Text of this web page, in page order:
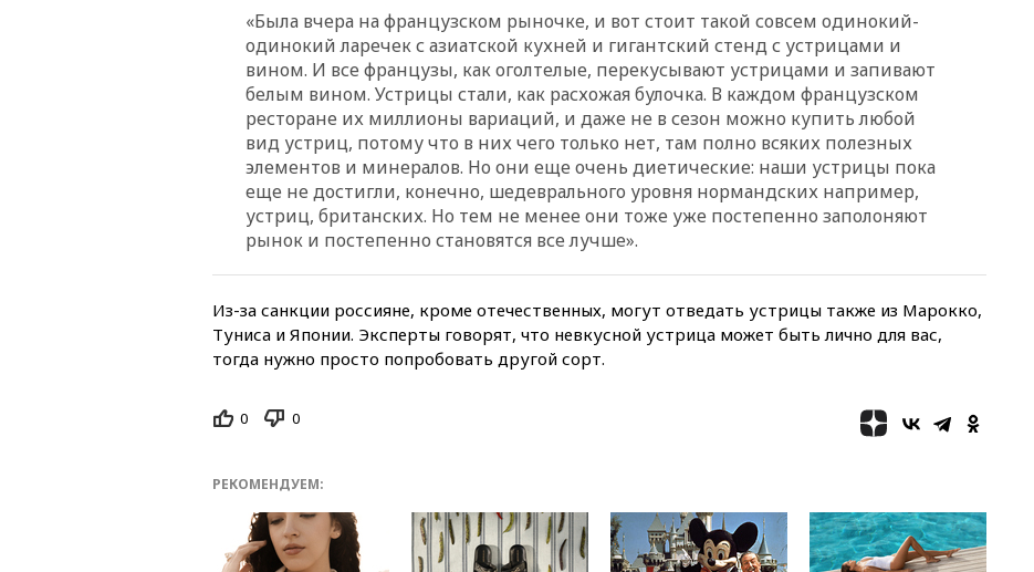
вчера, 19:35 WP: Трамп
призвал доноров-
республиканцев поддержать
Вэнса на выборах 2028 года
вчера, 19:20
в РФ превысило максимум
2022 года
вчера, 19:15
Жуковский и
аэропорт Геленджика
вчера, 19:00Путин уточнил
званий добровольцам
В Жуковском и
присоединился к критике
«Яблока»
«Была вчера на французском рыночке, и вот стоит такой совсем одинокий-
одинокий ларечек с азиатской кухней и гигантский стенд с устрицами и
вином. И все французы, как оголтелые, перекусывают устрицами и запивают
белым вином. Устрицы стали, как расхожая булочка. В каждом французском
ресторане их миллионы вариаций, и даже не в сезон можно купить любой
вид устриц, потому что в них чего только нет, там полно всяких полезных
элементов и минералов. Но они еще очень диетические: наши устрицы пока
еще не достигли, конечно, шедеврального уровня нормандских например,
устриц, британских. Но тем не менее они тоже уже постепенно заполоняют
рынок и постепенно становятся все лучше».
Из-за санкции россияне, кроме отечественных, могут отведать устрицы также из Марокко,
Туниса и Японии. Эксперты говорят, что невкусной устрица может быть лично для вас,
тогда нужно просто попробовать другой сорт.
0 0
РЕКОМЕНДУЕМ: